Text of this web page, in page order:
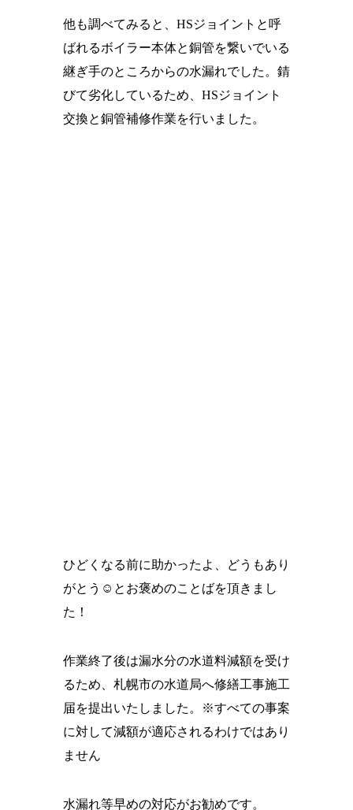
他も調べてみると、HSジョイントと呼
ばれるボイラー本体と銅管を繋いでいる
継ぎ手のところからの水漏れでした。錆
びて劣化しているため、HSジョイント
交換と銅管補修作業を行いました。
ひどくなる前に助かったよ、どうもあり
がとう☺とお褒めのことばを頂きまし
た！
作業終了後は漏水分の水道料減額を受け
るため、札幌市の水道局へ修繕工事施工
届を提出いたしました。※すべての事案
に対して減額が適応されるわけではあり
ません
水漏れ等早めの対応がお勧めです。